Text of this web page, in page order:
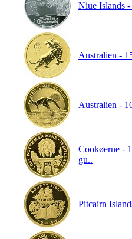
Niue Islands
Australien -
Australien -
Cookøerne -
gu..
Pitcairn